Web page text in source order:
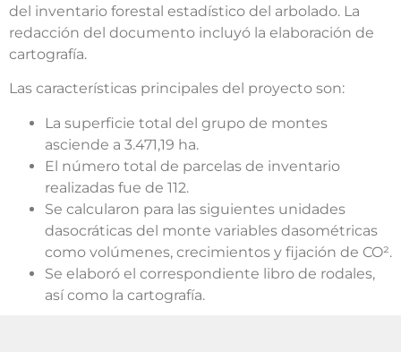
del inventario forestal estadístico del arbolado. La
redacción del documento incluyó la elaboración de
cartografía.
Las características principales del proyecto son:
La superficie total del grupo de montes
asciende a 3.471,19 ha.
El número total de parcelas de inventario
realizadas fue de 112.
Se calcularon para las siguientes unidades
dasocráticas del monte variables dasométricas
como volúmenes, crecimientos y fijación de CO².
Se elaboró el correspondiente libro de rodales,
así como la cartografía.